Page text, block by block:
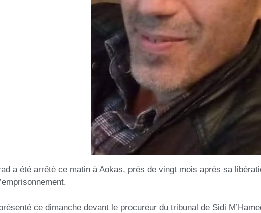
a été arrêté ce matin à Aokas, près de vingt mois après sa
ce dimanche devant le procureur du tribunal de Sidi